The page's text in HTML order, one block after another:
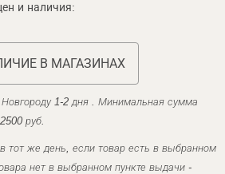
и наличия:
В МАГАЗИНАХ
1-2 дня . Минимальная сумма
руб.
тот же день, если товар есть в выбранном
нет в выбранном пункте выдачи -